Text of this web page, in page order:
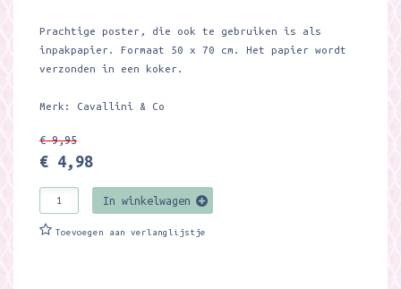
Prachtige poster, die ook te gebruiken is als
inpakpapier. Formaat 50 x 70 cm. Het papier wordt
verzonden in een koker.
Merk: Cavallini & Co
€ 9,95
€ 4,98
In winkelwagen
Toevoegen aan verlanglijstje